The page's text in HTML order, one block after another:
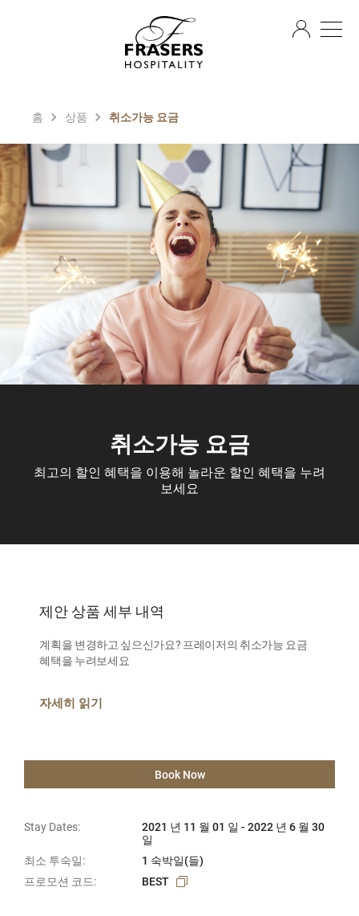
홈 상품 취소가능 요금
취소가능 요금
최고의 할인 혜택을 이용해 놀라운 할인 혜택을 누려
보세요
제안 상품 세부 내역
계획을 변경하고 싶으신가요? 프레이저의 취소가능 요금
혜택을 누려보세요
자세히 읽기
Book Now
Stay Dates:
2021 년 11 월 01 일 - 2022 년 6 월 30
일
최소 투숙일:
1 숙박일(들)
프로모션 코드:
BEST